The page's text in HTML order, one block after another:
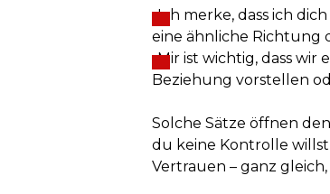
„Ich merke, dass ich
eine ähnliche Richtung
„Mir ist wichtig, dass
Beziehung vorstellen
Solche Sätze öffnen
du keine Kontrolle
Vertrauen – ganz